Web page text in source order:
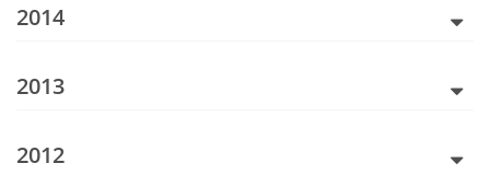
2014
2013
2012